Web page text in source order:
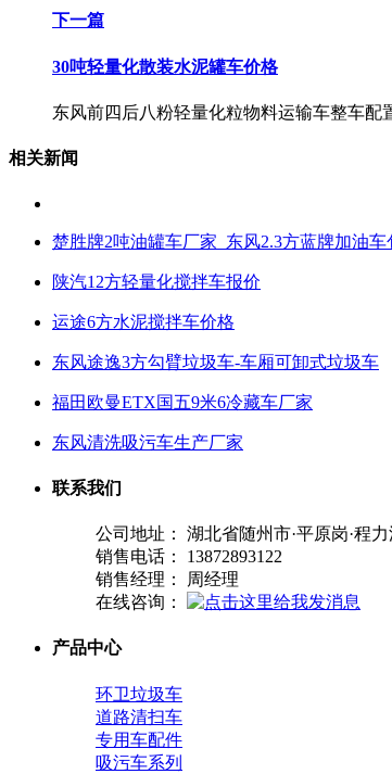
下一篇
30吨轻量化散装水泥罐车价格
东风前四后八粉轻量化粒物料运输车整车
相关新闻
楚胜牌2吨油罐车厂家 东风2.3方蓝牌加油车
陕汽12方轻量化搅拌车报价
运途6方水泥搅拌车价格
东风途逸3方勾臂垃圾车-车厢可卸式垃圾车
福田欧曼ETX国五9米6冷藏车厂家
东风清洗吸污车生产厂家
联系我们
公司地址： 湖北省随州市·平原岗·程
销售电话： 13872893122
销售经理： 周经理
在线咨询：
产品中心
环卫垃圾车
道路清扫车
专用车配件
吸污车系列